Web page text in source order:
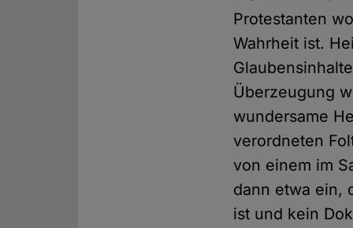
Protestanten
Wahrheit ist.
Überzeugung
wundersame
verordneten
von einem im
dann etwa ein,
ist und kein